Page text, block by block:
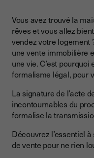
Qui signe l’acte de
Où signe-t-on l’acte de
Peut-on signer un
Qui fixe la date pour
Quand est signé l’acte
Comment est-on
authentique ?
Quelle est la durée de
notaire ?
Vous avez trouvé la
rêves et vous allez
vendez votre logement
une vente immobilière
une vie. C’est
formalisme légal, pour
La signature de l’acte
incontournables du
formalise la
Découvrez l’essentiel
de vente pour ne rien